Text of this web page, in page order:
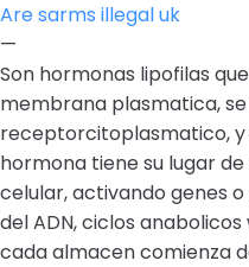
Are sarms illegal uk
—
Son hormonas lipofilas
membrana plasmatica, se
receptorcitoplasmatico,
hormona tiene su lugar
celular, activando genes
del ADN, ciclos
cada almacen comienza